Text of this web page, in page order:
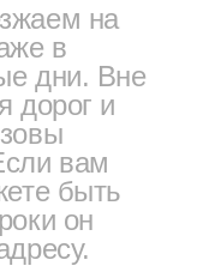
на
в
дни. Вне
дорог и
вам
быть
он